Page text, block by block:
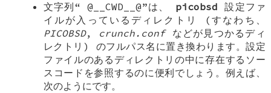
文字列“@__CWD__@”は、 picobsd 設定ファ
イルが入っているディレクトリ (すなわち、
PICOBSD, crunch.confなどが見つかるディ
レクトリ) のフルパス名に置き換わります。設定
ファイルのあるディレクトリの中に存在するソー
スコードを参照するのに便利でしょう。例えば、
次のようにです。